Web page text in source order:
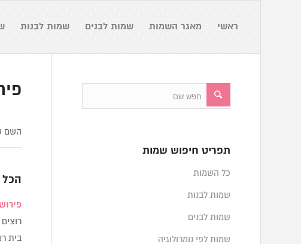
ראשי מאגר השמות שמות לבנים שמות לבנות
השם
בית
תפריט חיפוש שמות
כל השמות
שמות לבנות
שמות לבנים
שמות לפי נומרולוגיה